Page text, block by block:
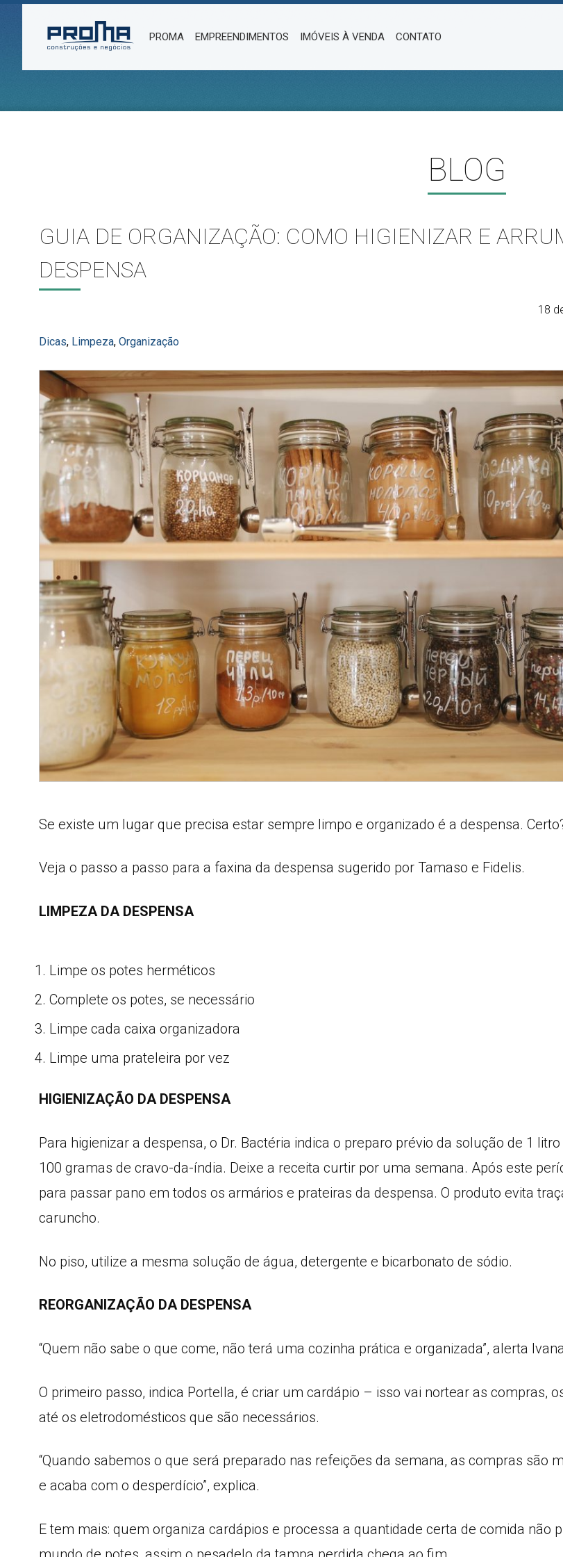
PROMA EMPREENDIMENTOS IMÓVEIS À VENDA CONTATO
BLOG
GUIA DE ORGANIZAÇÃO: COMO HIGIENIZAR E
DESPENSA
18
Dicas, Limpeza, Organização
Se existe um lugar que precisa estar sempre limpo e organizado é a despensa.
Veja o passo a passo para a faxina da despensa sugerido por Tamaso e Fidelis.
LIMPEZA DA DESPENSA
Limpe os potes herméticos
Complete os potes, se necessário
Limpe cada caixa organizadora
Limpe uma prateleira por vez
HIGIENIZAÇÃO DA DESPENSA
Para higienizar a despensa, o Dr. Bactéria indica o preparo prévio da solução de 1
100 gramas de cravo-da-índia. Deixe a receita curtir por uma semana. Após este
para passar pano em todos os armários e prateiras da despensa. O produto evita
caruncho.
No piso, utilize a mesma solução de água, detergente e bicarbonato de sódio.
REORGANIZAÇÃO DA DESPENSA
“Quem não sabe o que come, não terá uma cozinha prática e organizada”, alerta
O primeiro passo, indica Portella, é criar um cardápio – isso vai nortear as compras,
até os eletrodomésticos que são necessários.
“Quando sabemos o que será preparado nas refeições da semana, as compras são
e acaba com o desperdício”, explica.
E tem mais: quem organiza cardápios e processa a quantidade certa de comida não